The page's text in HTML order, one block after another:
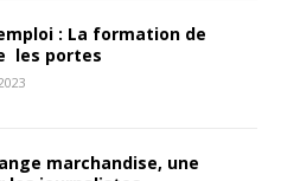
: La formation de
les portes
marchandise, une